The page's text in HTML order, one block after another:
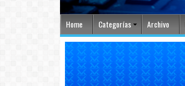
Home Categorías Archivo